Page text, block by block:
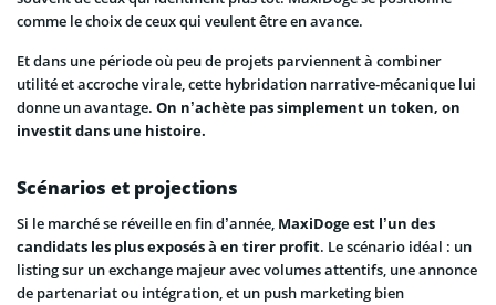
comme le choix de ceux qui veulent être en avance.
Et dans une période où peu de projets parviennent à combiner
utilité et accroche virale, cette hybridation narrative-mécanique lui
donne un avantage. On n’achète pas simplement un token, on
investit dans une histoire.
Scénarios et projections
Si le marché se réveille en fin d’année, MaxiDoge est l’un des
candidats les plus exposés à en tirer profit. Le scénario idéal : un
listing sur un exchange majeur avec volumes attentifs, une annonce
de partenariat ou intégration, et un push marketing bien